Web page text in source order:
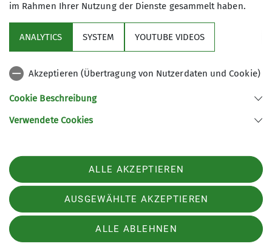
Kontakt aufnehmen
Details
Sektion
Gruppen im Fokus
34131 Kassel
Telefon +49561104046
Datenschutz-Einstellungen
Impressum
im Rahmen Ihrer Nutzung der Dienste gesammelt haben.
ANALYTICS SYSTEM YOUTUBE VIDEOS
Akzeptieren (Übertragung von Nutzerdaten und Cookie)
Cookie Beschreibung
Verwendete Cookies
ALLE AKZEPTIEREN
AUSGEWÄHLTE AKZEPTIEREN
ALLE ABLEHNEN